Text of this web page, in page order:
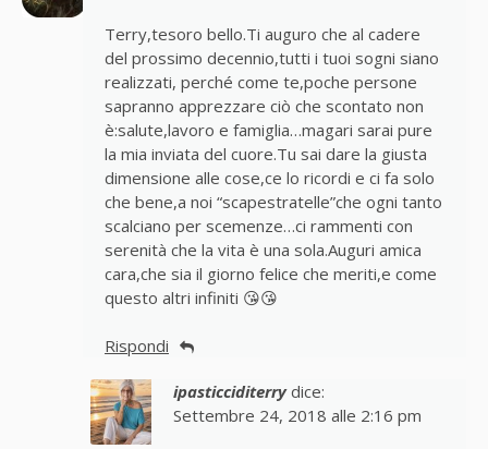
Terry,tesoro bello.Ti auguro che al cadere
del prossimo decennio,tutti i tuoi sogni siano
realizzati, perché come te,poche persone
sapranno apprezzare ciò che scontato non
è:salute,lavoro e famiglia…magari sarai pure
la mia inviata del cuore.Tu sai dare la giusta
dimensione alle cose,ce lo ricordi e ci fa solo
che bene,a noi “scapestratelle”che ogni tanto
scalciano per scemenze…ci rammenti con
serenità che la vita è una sola.Auguri amica
cara,che sia il giorno felice che meriti,e come
questo altri infiniti 😘😘
Rispondi
ipasticciditerry dice:
Settembre 24, 2018 alle 2:16 pm